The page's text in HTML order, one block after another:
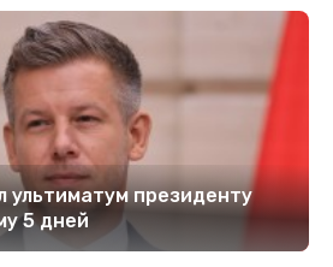
ультиматум президенту
5 дней